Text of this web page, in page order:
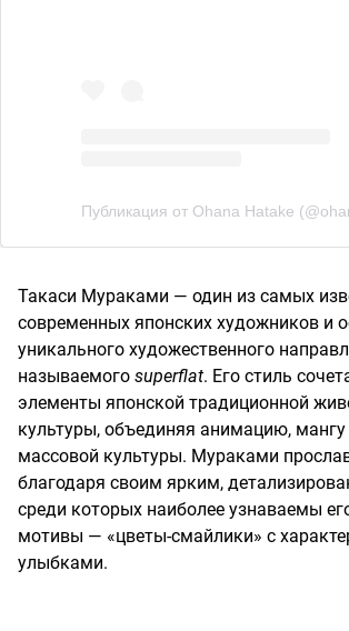
Публикация от Ohana Hatake
Такаси Мураками — один из самых
современных японских художников и
уникального художественного
называемого superflat. Его стиль
элементы японской традиционной
культуры, объединяя анимацию, мангу
массовой культуры. Мураками
благодаря своим ярким,
среди которых наиболее узнаваемы
мотивы — «цветы-смайлики» с
улыбками.